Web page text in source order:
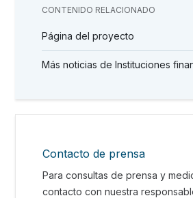
CONTENIDO RELACIONADO
Página del proyecto
Más noticias de Instituciones
Contacto de prensa
Para consultas de prensa y
contacto con nuestra